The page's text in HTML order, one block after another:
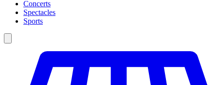
Concerts
Spectacles
Sports